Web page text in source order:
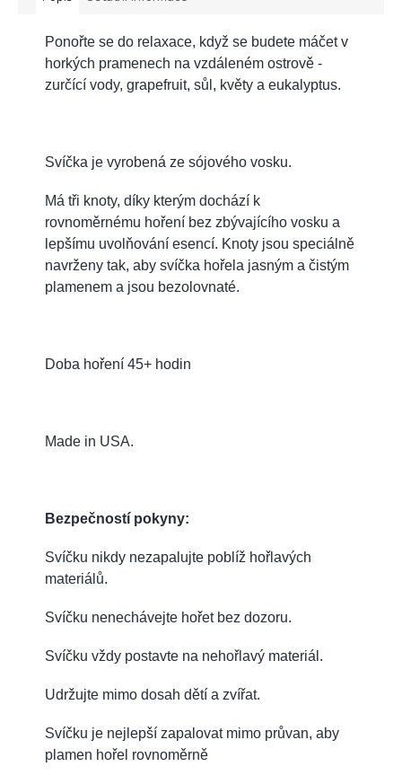
Ponořte se do relaxace, když se budete máčet v
horkých pramenech na vzdáleném ostrově -
zurčící vody, grapefruit, sůl, květy a eukalyptus.
Svíčka je vyrobená ze sójového vosku.
Má tři knoty, díky kterým dochází k
rovnoměrnému hoření bez zbývajícího vosku a
lepšímu uvolňování esencí. Knoty jsou speciálně
navrženy tak, aby svíčka hořela jasným a čistým
plamenem a jsou bezolovnaté.
Doba hoření 45+ hodin
Made in USA.
Bezpečností pokyny:
Svíčku nikdy nezapalujte poblíž hořlavých
materiálů.
Svíčku nenechávejte hořet bez dozoru.
Svíčku vždy postavte na nehořlavý materiál.
Udržujte mimo dosah dětí a zvířat.
Svíčku je nejlepší zapalovat mimo průvan, aby
plamen hořel rovnoměrně